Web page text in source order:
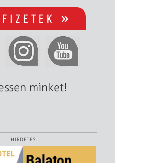
minket!
HIRDETÉS